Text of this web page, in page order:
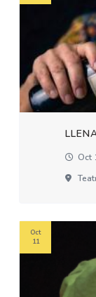
Oct
Oct
11